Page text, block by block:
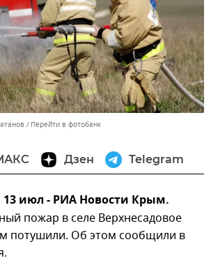
Перейти в фотобанк
Дзен Telegram
июл - РИА Новости Крым.
пожар в селе Верхнесадовое
потушили. Об этом сообщили в